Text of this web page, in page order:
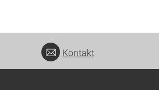
Kontakt